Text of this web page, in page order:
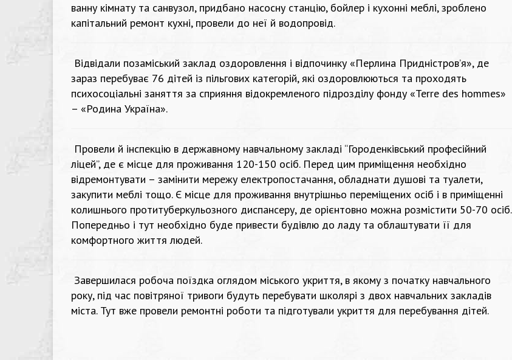
ванну кімнату та санвузол, придбано насосну станцію, бойлер і кухонні меблі, зроблено
капітальний ремонт кухні, провели до неї й водопровід.
Відвідали позаміський заклад оздоровлення і відпочинку «Перлина Придністров’я», де
зараз перебуває 76 дітей із пільгових категорій, які оздоровлюються та проходять
психосоціальні заняття за сприяння відокремленого підрозділу фонду «Terre des hommes»
– «Родина Україна».
Провели й інспекцію в державному навчальному закладі “Городенківський професійний
ліцей”, де є місце для проживання 120-150 осіб. Перед цим приміщення необхідно
відремонтувати – замінити мережу електропостачання, обладнати душові та туалети,
закупити меблі тощо. Є місце для проживання внутрішньо переміщених осіб і в приміщенні
колишнього протитуберкульозного диспансеру, де орієнтовно можна розмістити 50-70 осіб.
Попередньо і тут необхідно буде привести будівлю до ладу та облаштувати її для
комфортного життя людей.
Завершилася робоча поїздка оглядом міського укриття, в якому з початку навчального
року, під час повітряної тривоги будуть перебувати школярі з двох навчальних закладів
міста. Тут вже провели ремонтні роботи та підготували укриття для перебування дітей.